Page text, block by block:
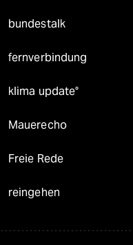
bundestalk
fernverbindung
klima update°
Mauerecho
Freie Rede
reingehen